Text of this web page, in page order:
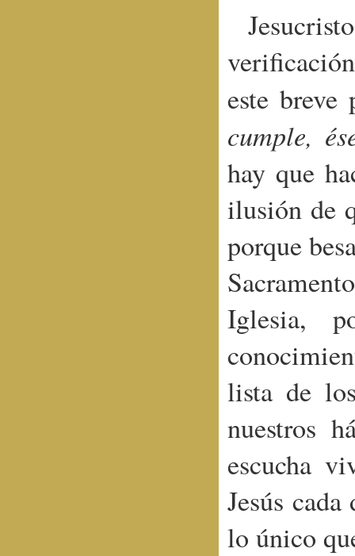
este breve
cumple,
hay que
ilusión de
porque
Iglesia,
lista de
nuestros
escucha
Jesús
lo único